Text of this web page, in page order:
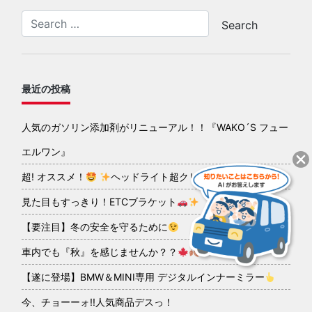
最近の投稿
人気のガソリン添加剤がリニューアル！！『WAKO´S フュー
エルワン』
超! オススメ！ ヘッドライト超クリアコーティング
見た目もすっきり！ETCブラケット
【要注目】冬の安全を守るために
車内でも『秋』を感じませんか？？
【遂に登場】BMW＆MINI専用 デジタルインナーミラー
今、チョーーォ!!人気商品デスっ！